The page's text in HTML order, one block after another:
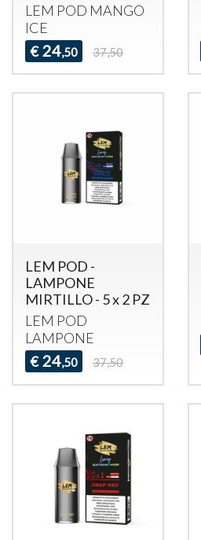
LEM POD MANGO
ICE
€ 24,50 37,50
LEM POD -
LAMPONE
MIRTILLO - 5 x 2 PZ
LEM POD
LAMPONE
€ 24,50 37,50